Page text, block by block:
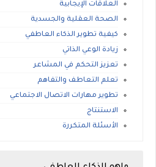
العلاقات الإيجابية
الصحة العقلية والجسدية
كيفية تطوير الذكاء العاطفي
زيادة الوعي الذاتي
تعزيز التحكم في المشاعر
تعلم التعاطف والتفاهم
تطوير مهارات الاتصال الاجتماعي
الاستنتاج
الأسئلة المتكررة